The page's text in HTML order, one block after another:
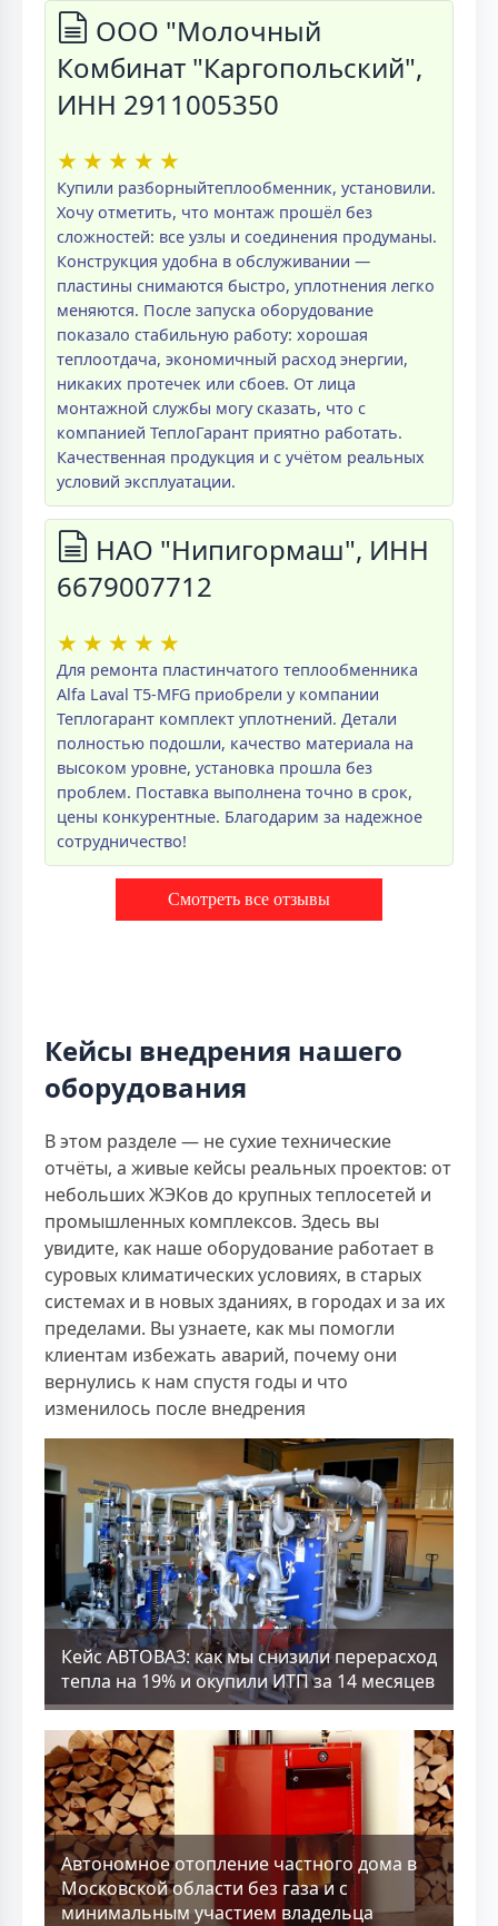
ООО "Молочный
Комбинат "Каргопольский",
ИНН 2911005350
★ ★ ★ ★ ★
Купили разборныйтеплообменник, установили.
Хочу отметить, что монтаж прошёл без
сложностей: все узлы и соединения продуманы.
Конструкция удобна в обслуживании —
пластины снимаются быстро, уплотнения легко
меняются. После запуска оборудование
показало стабильную работу: хорошая
теплоотдача, экономичный расход энергии,
никаких протечек или сбоев. От лица
монтажной службы могу сказать, что с
компанией ТеплоГарант приятно работать.
Качественная продукция и с учётом реальных
условий эксплуатации.
НАО "Нипигормаш", ИНН
6679007712
★ ★ ★ ★ ★
Для ремонта пластинчатого теплообменника
Alfa Laval T5-MFG приобрели у компании
Теплогарант комплект уплотнений. Детали
полностью подошли, качество материала на
высоком уровне, установка прошла без
проблем. Поставка выполнена точно в срок,
цены конкурентные. Благодарим за надежное
сотрудничество!
Смотреть все отзывы
Кейсы внедрения нашего
оборудования
В этом разделе — не сухие технические
отчёты, а живые кейсы реальных проектов: от
небольших ЖЭКов до крупных теплосетей и
промышленных комплексов. Здесь вы
увидите, как наше оборудование работает в
суровых климатических условиях, в старых
системах и в новых зданиях, в городах и за их
пределами. Вы узнаете, как мы помогли
клиентам избежать аварий, почему они
вернулись к нам спустя годы и что
изменилось после внедрения
Кейс АВТОВАЗ: как мы снизили перерасход
тепла на 19% и окупили ИТП за 14 месяцев
Aвтономное отопление частного дома в
Московской области без газа и с
минимальным участием владельца